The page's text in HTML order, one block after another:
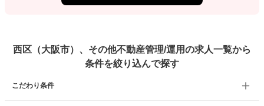
西区（大阪市）、その他不動産管理/運用の求人一覧から
条件を絞り込んで探す
こだわり条件